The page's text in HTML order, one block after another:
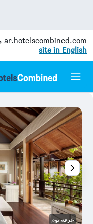
ar.hotelscombined.com
site in English
غرفة نوم